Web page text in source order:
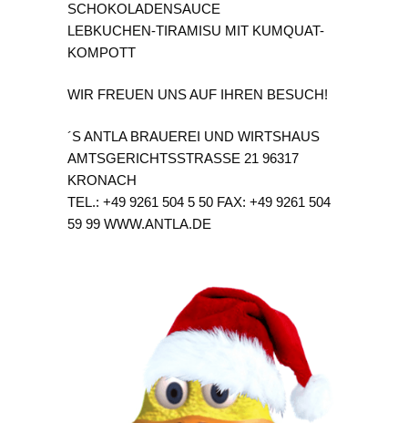
SCHOKOLADENSAUCE
LEBKUCHEN-TIRAMISU MIT KUMQUAT-
KOMPOTT
WIR FREUEN UNS AUF IHREN BESUCH!
´S ANTLA BRAUEREI UND WIRTSHAUS
AMTSGERICHTSSTRASSE 21 96317
KRONACH
TEL.: +49 9261 504 5 50 FAX: +49 9261 504
59 99 WWW.ANTLA.DE